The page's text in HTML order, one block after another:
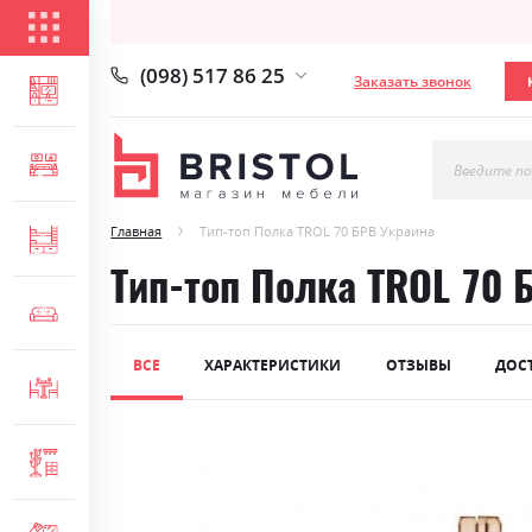
ГОСТИНАЯ
СПАЛЬНЯ
ДЕТСКАЯ
(098) 517 86 25 Заказать звонок
Введите
Главная Тип-топ Полка TROL 70 БРВ Украина
Тип-топ Полка TROL 70
ВСЕ ХАРАКТЕРИСТИКИ ОТЗЫВЫ